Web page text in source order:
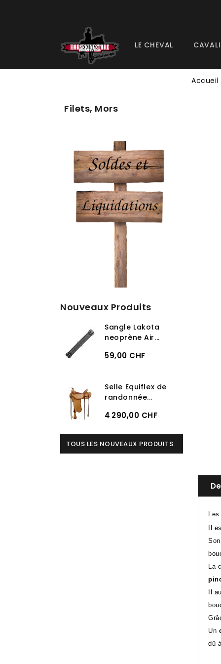
LE CHEVAL
Accueil
Filets, Mors
Nouveaux Produits
Sangle Lakota
neoprène Air...
59,00 CHF
Selle Equiflex de
randonnée...
4 290,00 CHF
TOUS LES NOUVEAUX PRODUITS
Il
La
Il
Un
dû